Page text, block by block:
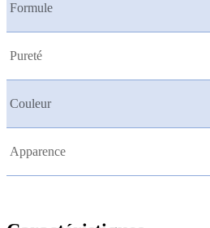
Formule
Pureté
Couleur
Apparence